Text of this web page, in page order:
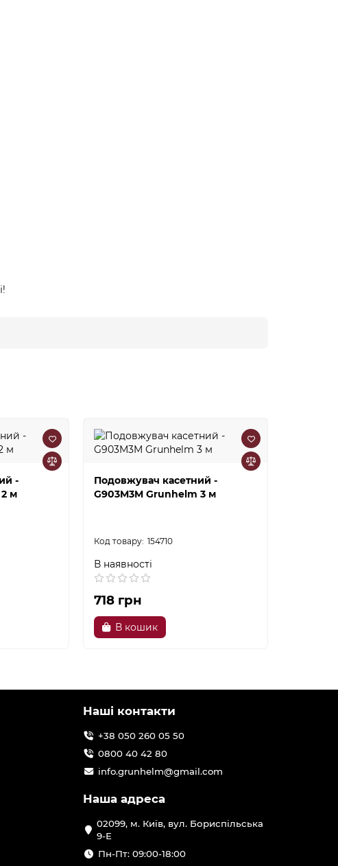
-
м
Подовжувач касетний -
G903M3M Grunhelm 3 м
154710
В наявності
718 грн
В кошик
Наші контакти
+38 050 260 05 50
0800 40 42 80
info.grunhelm@gmail.com
Наша адреса
02099, м. Київ, вул. Бориспільська
9-Е
Пн-Пт: 09:00-18:00